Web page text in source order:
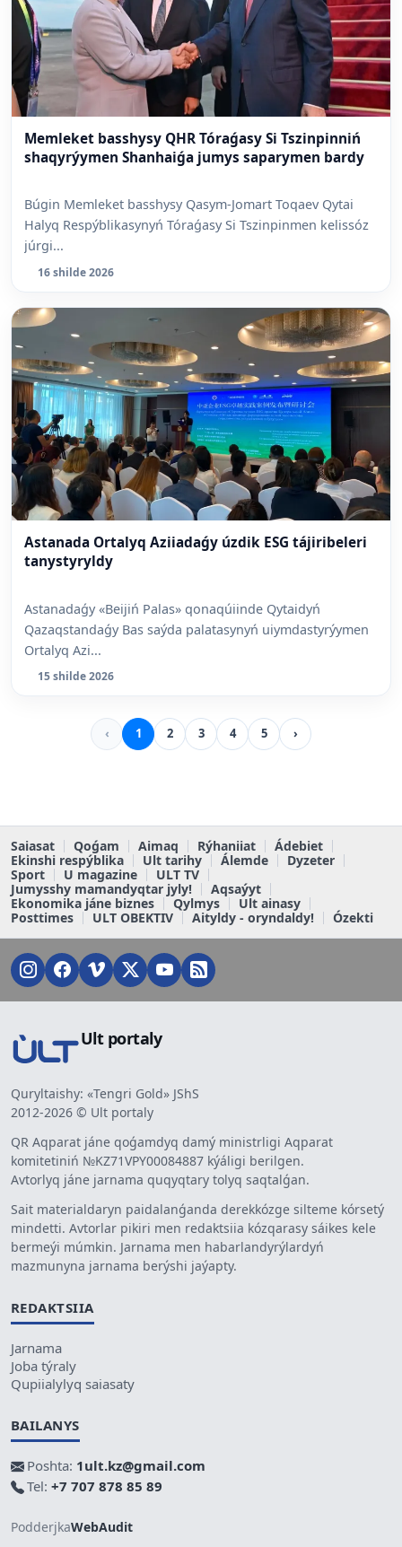
Memleket basshysy QHR Tóraǵasy Si Tszinpinniń
shaqyrýymen Shanhaiǵa jumys saparymen bardy
Búgin Memleket basshysy Qasym-Jomart Toqaev Qytai
Halyq Respýblikasynyń Tóraǵasy Si Tszinpinmen kelissóz
júrgi...
16 shilde 2026
Astanada Ortalyq Aziiadaǵy úzdik ESG tájiribeleri
tanystyryldy
Astanadaǵy «Beijiń Palas» qonaqúiinde Qytaidyń
Qazaqstandaǵy Bas saýda palatasynyń uiymdastyrýymen
Ortalyq Azi...
15 shilde 2026
‹ 1 2 3 4 5 ›
Saiasat Qoǵam Aimaq Rýhaniiat
Ádebiet
Ekinshi respýblika
Ult tarihy Álemde
Dyzeter
Sport
U magazine
ULT TV
Jumysshy mamandyqtar jyly!
Aqsaýyt
Ekonomika jáne biznes
Qylmys
Ult ainasy
Posttimes
ULT OBEKTIV Aityldy - oryndaldy! Ózekti
Ult portaly
Quryltaishy: «Tengri Gold» JShS
2012-2026 © Ult portaly
QR Aqparat jáne qoǵamdyq damý ministrligi Aqparat
komitetiniń №KZ71VPY00084887 kýáligi berilgen.
Avtorlyq jáne jarnama quqyqtary tolyq saqtalǵan.
Sait materialdaryn paidalanǵanda derekkózge silteme kórsetý
mindetti. Avtorlar pikiri men redaktsiia kózqarasy sáikes kele
bermeýi múmkin. Jarnama men habarlandyrýlardyń
mazmunyna jarnama berýshi jaýapty.
REDAKTSIIA
Jarnama
Joba týraly
Qupiialylyq saiasaty
BAILANYS
Poshta: 1ult.kz@gmail.com
Tel: +7 707 878 85 89
PodderjkaWebAudit